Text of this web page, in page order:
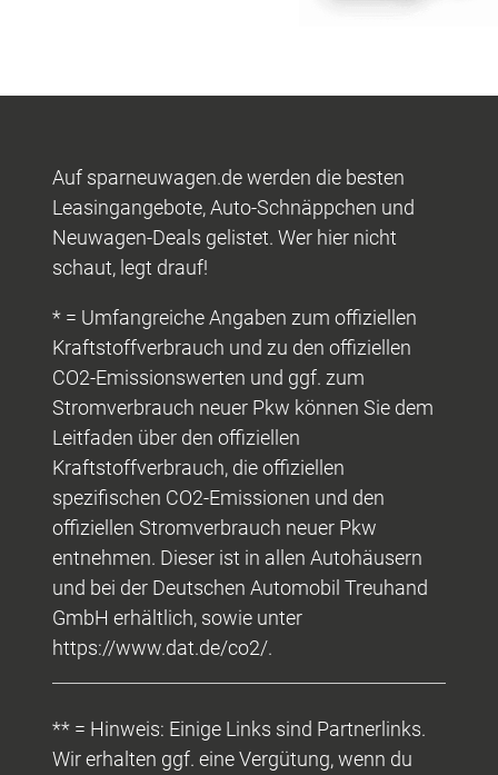
Auf sparneuwagen.de werden die besten
Leasingangebote, Auto-Schnäppchen und
Neuwagen-Deals gelistet. Wer hier nicht
schaut, legt drauf!
* = Umfangreiche Angaben zum offiziellen
Kraftstoffverbrauch und zu den offiziellen
CO2-Emissionswerten und ggf. zum
Stromverbrauch neuer Pkw können Sie dem
Leitfaden über den offiziellen
Kraftstoffverbrauch, die offiziellen
spezifischen CO2-Emissionen und den
offiziellen Stromverbrauch neuer Pkw
entnehmen. Dieser ist in allen Autohäusern
und bei der Deutschen Automobil Treuhand
GmbH erhältlich, sowie unter
https://www.dat.de/co2/.
** = Hinweis: Einige Links sind Partnerlinks.
Wir erhalten ggf. eine Vergütung, wenn du